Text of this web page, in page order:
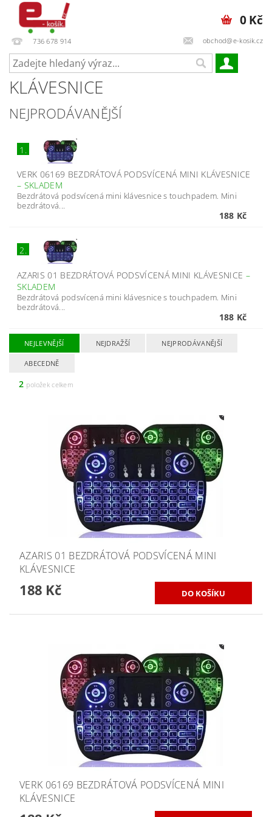
736 678 914 obchod@e-kosik.cz
0 Kč
KLÁVESNICE
NEJPRODÁVANĚJŠÍ
1.
VERK 06169 BEZDRÁTOVÁ PODSVÍCENÁ MINI KLÁVESNICE
– SKLADEM
Bezdrátová podsvícená mini klávesnice s touchpadem. Mini
bezdrátová...
188 Kč
2.
AZARIS 01 BEZDRÁTOVÁ PODSVÍCENÁ MINI KLÁVESNICE –
SKLADEM
Bezdrátová podsvícená mini klávesnice s touchpadem. Mini
bezdrátová...
188 Kč
NEJLEVNĚJŠÍ NEJDRAŽŠÍ NEJPRODÁVANĚJŠÍ
ABECEDNĚ
2 položek celkem
AZARIS 01 BEZDRÁTOVÁ PODSVÍCENÁ MINI
KLÁVESNICE
188 Kč
VERK 06169 BEZDRÁTOVÁ PODSVÍCENÁ MINI
KLÁVESNICE